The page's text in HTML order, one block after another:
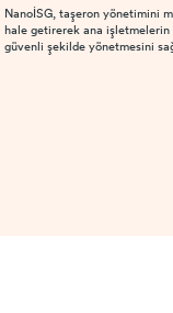
NanoİSG, taşeron yönetimini
hale getirerek ana
güvenli şekilde yönetmesini